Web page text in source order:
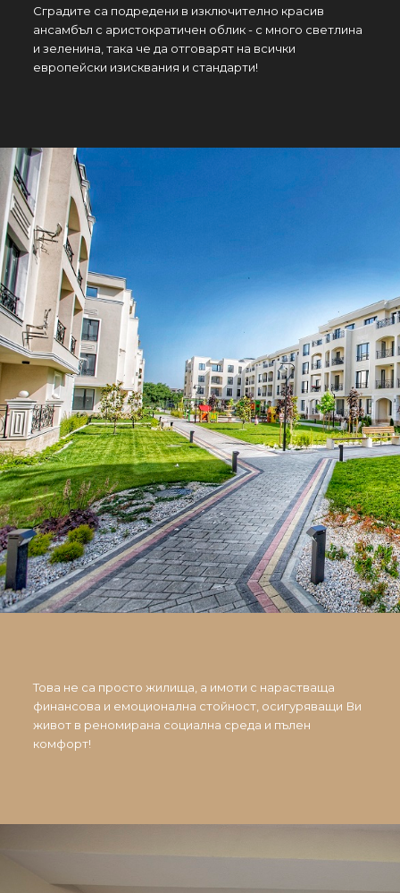
Сградите са подредени в изключително красив
ансамбъл с аристократичен облик - с много светлина
и зеленина, така че да отговарят на всички
европейски изисквания и стандарти!
Това не са просто жилища, а имоти с нарастваща
финансова и емоционална стойност, осигуряващи Ви
живот в реномирана социална среда и пълен
комфорт!